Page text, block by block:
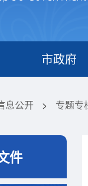
市政府
息公开 > 专题专
件